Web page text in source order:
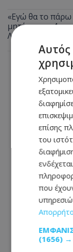
«Εγώ θα το πάρω
μητέρα του
Λεμεσού
Αυτός
επίσης
του
που
(1656) →